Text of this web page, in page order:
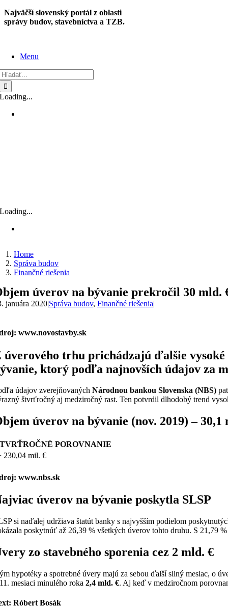
Skip
to
Najväčší slovenský portál z oblasti
správy budov, stavebníctva a TZB.
Menu
Loading...
Loading...
Home
Správa budov
Finančné riešenia
úverov na bývanie prekročil 30 mld.
januára 2020|Správa budov, Finančné riešenia|
www.novostavby.sk
úverového trhu prichádzajú ďalšie vysoké
ktorý podľa najnovších údajov za
údajov zverejňovaných Národnou bankou Slovenska (NBS)
štvrťročný aj medziročný rast. Ten potvrdil dlhodobý trend
úverov na bývanie (nov. 2019) – 30,1
POROVNANIE
230,04 mil. €
www.nbs.sk
úverov na bývanie poskytla SLSP
si naďalej udržiava štatút banky s najvyšším podielom
poskytnúť až 26,39 % všetkých úverov tohto druhu. S 21,79
zo stavebného sporenia cez 2 mld. €
hypotéky a spotrebné úvery majú za sebou ďalší silný mesiac, o
mesiaci minulého roka 2,4 mld. €. Aj keď v medziročnom
Róbert Bosák